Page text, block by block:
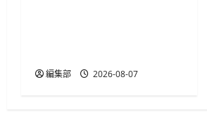
編集部 2026-08-07